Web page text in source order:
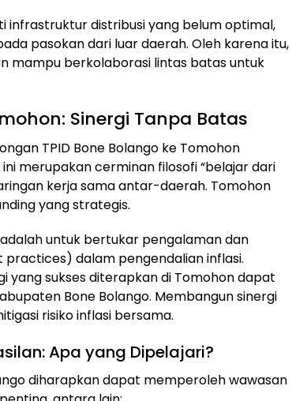
infrastruktur distribusi yang belum optimal,
pasokan dari luar daerah. Oleh karena itu,
mampu berkolaborasi lintas batas untuk
Sinergi Tanpa Batas
TPID Bone Bolango ke Tomohon
merupakan cerminan filosofi “belajar dari
kerja sama antar-daerah. Tomohon
yang strategis.
untuk bertukar pengalaman dan
dalam pengendalian inflasi.
yang sukses diterapkan di Tomohon dapat
Bone Bolango. Membangun sinergi
risiko inflasi bersama.
Apa yang Dipelajari?
diharapkan dapat memperoleh wawasan